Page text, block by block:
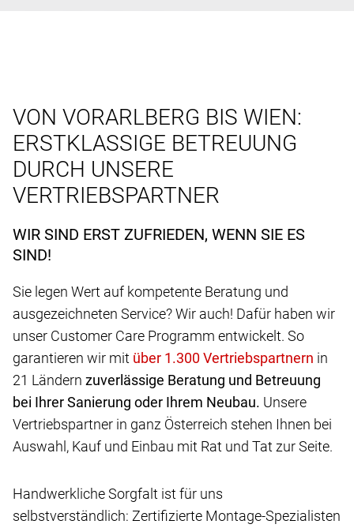
VON VORARLBERG BIS WIEN:
ERSTKLASSIGE BETREUUNG
DURCH UNSERE
VERTRIEBSPARTNER
WIR SIND ERST ZUFRIEDEN, WENN SIE ES
SIND!
Sie legen Wert auf kompetente Beratung und
ausgezeichneten Service? Wir auch! Dafür haben wir
unser Customer Care Programm entwickelt. So
garantieren wir mit
in
21 Ländern zuverlässige Beratung und Betreuung
bei Ihrer Sanierung oder Ihrem Neubau. Unsere
Vertriebspartner in ganz Österreich stehen Ihnen bei
Auswahl, Kauf und Einbau mit Rat und Tat zur Seite.
Handwerkliche Sorgfalt ist für uns
selbstverständlich: Zertifizierte Montage-Spezialisten